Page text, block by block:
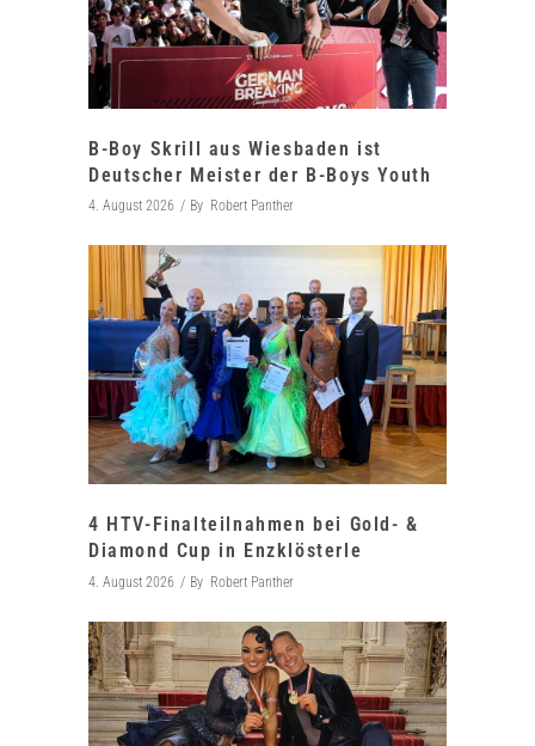
B-Boy Skrill aus Wiesbaden ist
Deutscher Meister der B-Boys Youth
4. August 2026 By Robert Panther
4 HTV-Finalteilnahmen bei Gold- &
Diamond Cup in Enzklösterle
4. August 2026 By Robert Panther